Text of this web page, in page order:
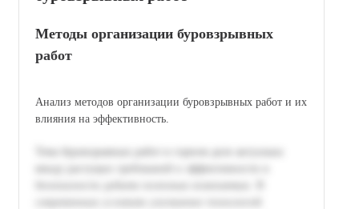
Методы организации буровзрывных
работ
Анализ методов организации буровзрывных работ и их
влияния на эффективность.